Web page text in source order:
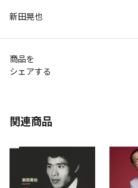
新田晃也
商品を
シェアする
関連商品